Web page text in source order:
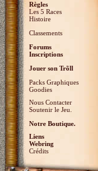
Règles
Les 5 Races
Histoire
Classements
Forums
Inscriptions
Jouer son Trõll
Packs Graphiques
Goodies
Nous Contacter
Soutenir le Jeu.
Notre Boutique.
Liens
Webring
Crédits